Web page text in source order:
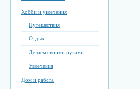
Хобби и увлечения
Путешествия
Отдых
Делаем своими руками
Увлечения
Дом и работа